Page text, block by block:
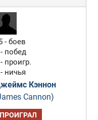
- боев
побед
проигр.
ничья
Кэннон
Cannon)
ПРОИГРАЛ